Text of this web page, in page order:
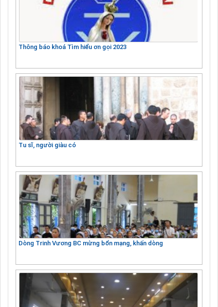
Thông báo khoá Tìm hiểu ơn gọi 2023
Tu sĩ, người giàu có
Dòng Trinh Vương BC mừng bổn mạng, khấn dòng